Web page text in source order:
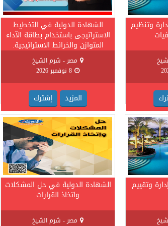
وتنظيم الشهادة الدولية في التخطيط
الاستراتيجى باستخدام بطاقة الآداء
المتوازن والخرائط الاستراتيجية.
مصر - شرم الشيخ
8 نوفمبر 2026
المزيد إشترك
وتقييم الشهادة الدولية في حل المشكلات
واتخاذ القرارات
مصر - شرم الشيخ